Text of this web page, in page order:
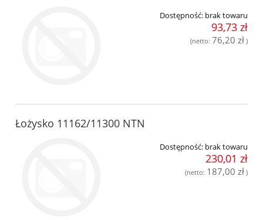
Dostępność: brak towaru
93,73 zł
(netto: 76,20 zł )
Łożysko 11162/11300 NTN
Dostępność: brak towaru
230,01 zł
(netto: 187,00 zł )